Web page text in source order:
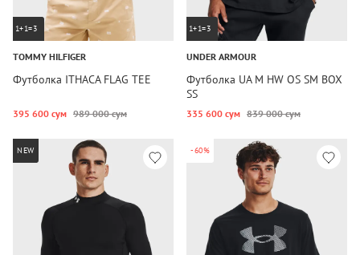
1+1=3
TOMMY HILFIGER
Футболка ITHACA FLAG TEE
395 600 сум 989 000 сум
1+1=3
UNDER ARMOUR
Футболка UA M HW OS SM BOX
SS
335 600 сум 839 000 сум
NEW -60%